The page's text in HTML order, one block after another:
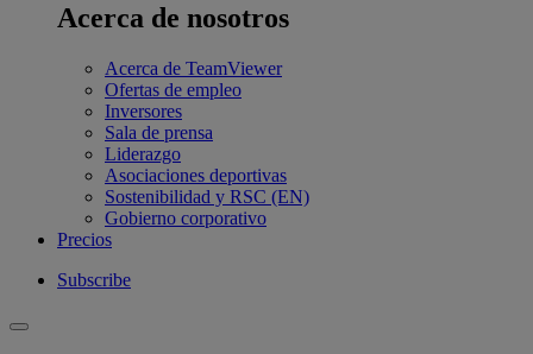
Acerca de nosotros
Acerca de TeamViewer
Ofertas de empleo
Inversores
Sala de prensa
Liderazgo
Asociaciones deportivas
Sostenibilidad y RSC (EN)
Gobierno corporativo
Precios
Subscribe